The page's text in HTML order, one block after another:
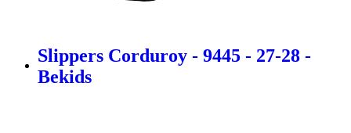
Slippers Corduroy - 9445 - 27-28 -
Bekids